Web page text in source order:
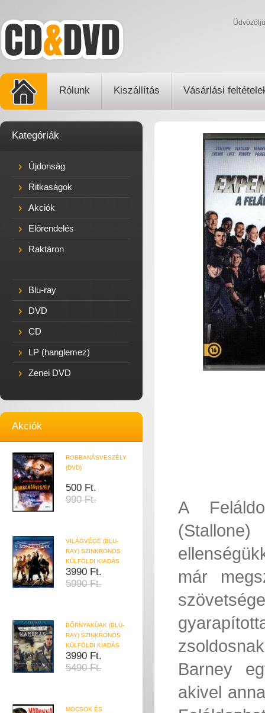
Rólunk Kiszállítás Vásárlási
Kategóriák
Újdonság
Ritkaságok
Akciók
Előrendelés
Raktáron
Blu-ray
DVD
CD
LP (hanglemez)
Zenei DVD
Akciók
ROBBANÁSVESZÉLY
(DVD)
500 Ft.
990 Ft.
VILÁGVÉGE (BLU-
RAY) SZINKRONOS
KÜLFÖLDI KIADÁS
3990 Ft.
5990 Ft.
BŐRNYAKÚAK (BLU-
RAY) SZINKRONOS
KÜLFÖLDI KIADÁS
3990 Ft.
5490 Ft.
MOCSOK ÉS
A
már
Barney
akivel